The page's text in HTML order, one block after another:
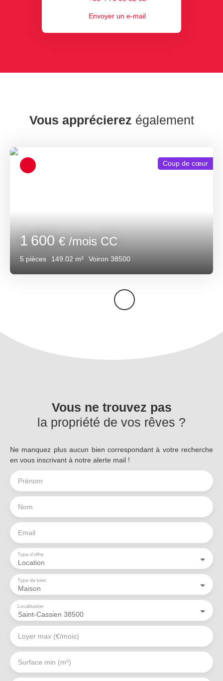
Envoyer un e-mail
Vous apprécierez également
1 600€ /mois CC
5 pièces 149.02 m² Voiron 38500
Coup de cœur
Vous ne trouvez pas
la propriété de vos rêves ?
Ne manquez plus aucun bien correspondant à votre recherche
en vous inscrivant à notre alerte mail !
Prénom
Nom
Email
Location
Type d'offre
Maison
Type de bien
Saint-Cassien 38500
Localisation
Loyer max (€/mois)
Surface min (m²)